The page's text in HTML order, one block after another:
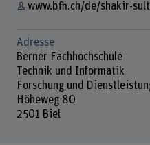
www.bfh.ch/de/shakir-
Adresse
Berner Fachhochschule
Technik und Informatik
Forschung und
Höheweg 80
2501 Biel